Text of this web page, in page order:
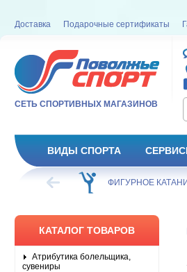
Доставка Подарочные сертификаты
СЕТЬ СПОРТИВНЫХ МАГАЗИНОВ
ВИДЫ СПОРТА
ХОККЕЙ ФИГУРНОЕ
КАТАЛОГ ТОВАРОВ
Атрибутика болельщика,
сувениры